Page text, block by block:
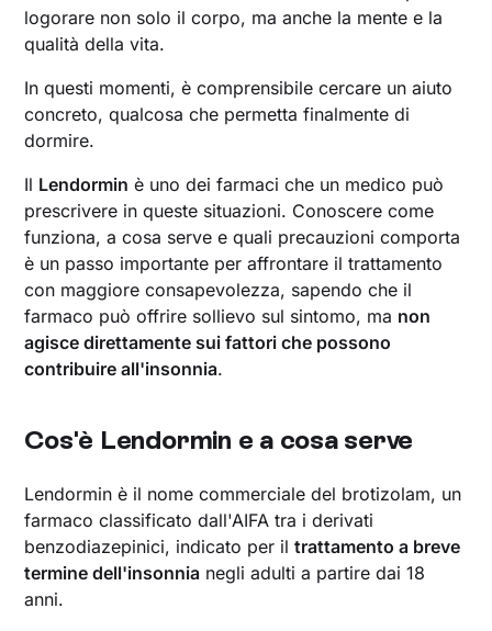
logorare non solo il corpo, ma anche la mente e la
qualità della vita.
In questi momenti, è comprensibile cercare un aiuto
concreto, qualcosa che permetta finalmente di
dormire.
Il Lendormin è uno dei farmaci che un medico può
prescrivere in queste situazioni. Conoscere come
funziona, a cosa serve e quali precauzioni comporta
è un passo importante per affrontare il trattamento
con maggiore consapevolezza, sapendo che il
farmaco può offrire sollievo sul sintomo, ma non
agisce direttamente sui fattori che possono
contribuire all'insonnia.
Cos'è Lendormin e a cosa serve
Lendormin è il nome commerciale del brotizolam, un
farmaco classificato dall'AIFA tra i derivati
benzodiazepinici, indicato per iltrattamento a breve
termine dell'insonnia negli adulti a partire dai 18
anni.